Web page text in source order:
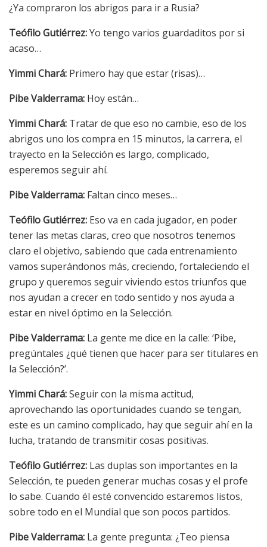
¿Ya compraron los abrigos para ir a Rusia?
Teófilo Gutiérrez:Yo tengo varios guardaditos por si
acaso…
Yimmi Chará: Primero hay que estar (risas)…
Pibe Valderrama: Hoy están…
Yimmi Chará: Tratar de que eso no cambie, eso de los
abrigos uno los compra en 15 minutos, la carrera, el
trayecto en la Selección es largo, complicado,
esperemos seguir ahí.
Pibe Valderrama: Faltan cinco meses…
Teófilo Gutiérrez: Eso va en cada jugador, en poder
tener las metas claras, creo que nosotros tenemos
claro el objetivo, sabiendo que cada entrenamiento
vamos superándonos más, creciendo, fortaleciendo el
grupo y queremos seguir viviendo estos triunfos que
nos ayudan a crecer en todo sentido y nos ayuda a
estar en nivel óptimo en la Selección.
Pibe Valderrama: La gente me dice en la calle: ‘Pibe,
pregúntales ¿qué tienen que hacer para ser titulares en
la Selección?’.
Yimmi Chará:Seguir con la misma actitud,
aprovechando las oportunidades cuando se tengan,
este es un camino complicado, hay que seguir ahí en la
lucha, tratando de transmitir cosas positivas.
Teófilo Gutiérrez: Las duplas son importantes en la
Selección, te pueden generar muchas cosas y el profe
lo sabe. Cuando él esté convencido estaremos listos,
sobre todo en el Mundial que son pocos partidos.
Pibe Valderrama: La gente pregunta: ¿Teo piensa